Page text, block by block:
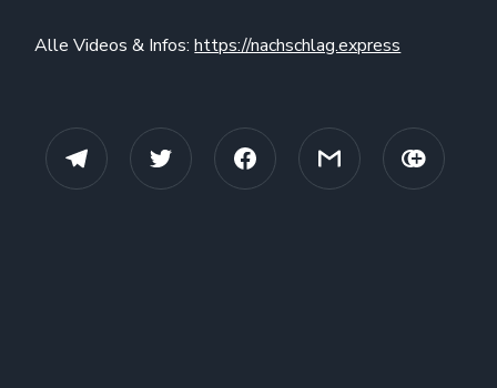
Alle Videos & Infos:https://nachschlag.express